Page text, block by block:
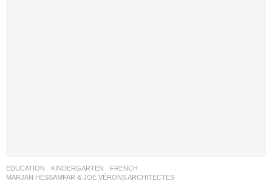
EDUCATION ,KINDERGARTEN
FRENCH
MARJAN HESSAMFAR & JOE VÉRONS ARCHITECTES